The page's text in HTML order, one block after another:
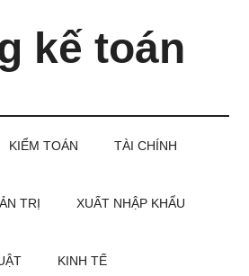
kế toán
KIỂM TOÁN TÀI CHÍNH
TRỊ XUẤT NHẬP KHẨU
KINH TẾ